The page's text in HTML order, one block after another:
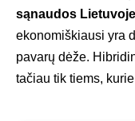
sąnaudos
ekonomiškiausi yra
pavarų dėže.
tačiau tik tiems,